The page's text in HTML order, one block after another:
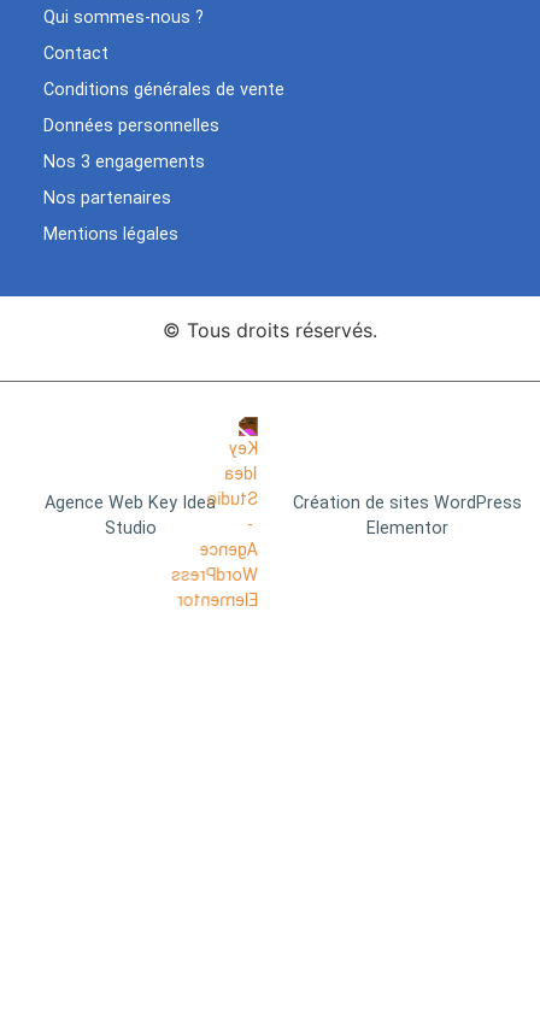
Qui sommes-nous ?
Contact
Conditions générales de vente
Données personnelles
Nos 3 engagements
Nos partenaires
Mentions légales
© Tous droits réservés.
Agence Web Key Idea
Studio
Création de sites WordPress
Elementor